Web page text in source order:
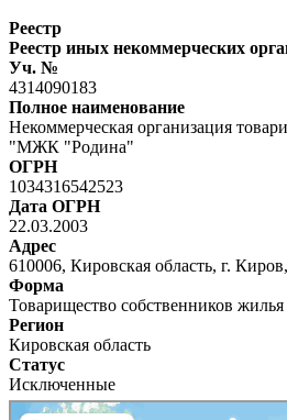
Реестр
Реестр иных некоммерческих
Уч. №
4314090183
Полное наименование
Некоммерческая организация
"МЖК "Родина"
ОГРН
1034316542523
Дата ОГРН
22.03.2003
Адрес
610006, Кировская область, г.
Форма
Товарищество собственников жилья
Регион
Кировская область
Статус
Исключенные